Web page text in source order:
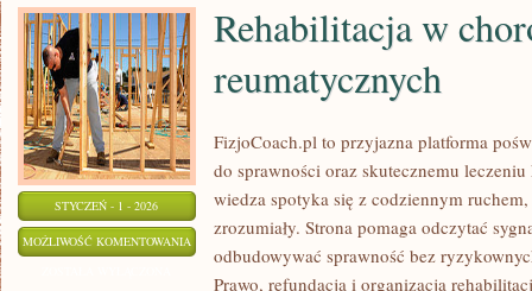
STYCZEŃ - 1 - 2026
MOŻLIWOŚĆ KOMENTOWANIA
Rehabilitacja w
reumatycznych
FizjoCoach.pl to przyjazna platforma
do sprawności oraz skutecznemu
wiedza spotyka się z codziennym
zrozumiały. Strona pomaga odczytać
odbudowywać sprawność bez
Prawo, refundacja i organizacja